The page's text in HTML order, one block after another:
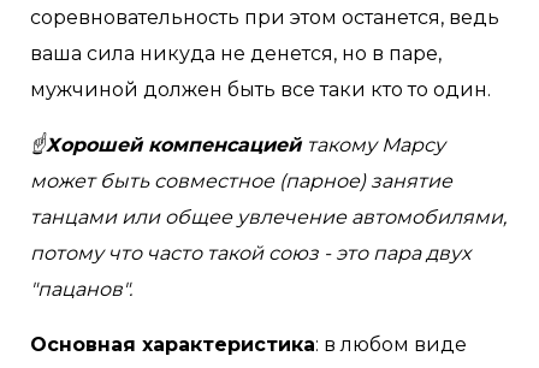
соревновательность при этом останется, ведь
ваша сила никуда не денется, но в паре,
мужчиной должен быть все таки кто то один.
☝Хорошей компенсацией такому Марсу
может быть совместное (парное) занятие
танцами или общее увлечение автомобилями,
потому что часто такой союз - это пара двух
"пацанов".
Основная характеристика: в любом виде